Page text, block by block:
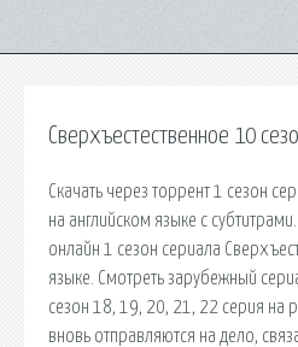
Сверхъестественное 10
Скачать через торрент 1 сезон
на английском языке с
онлайн 1 сезон сериала
языке. Смотреть зарубежный
сезон 18, 19, 20, 21, 22 серия на
вновь отправляются на дело,